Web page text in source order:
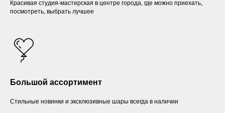
Красивая студия-мастерская в центре города, где можно приехать,
посмотреть, выбрать лучшее
Большой ассортимент
Стильные новинки и эксклюзивные шары всегда в наличии